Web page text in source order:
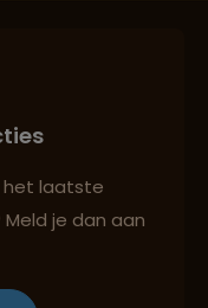
en milieu
het laatste
je dan aan